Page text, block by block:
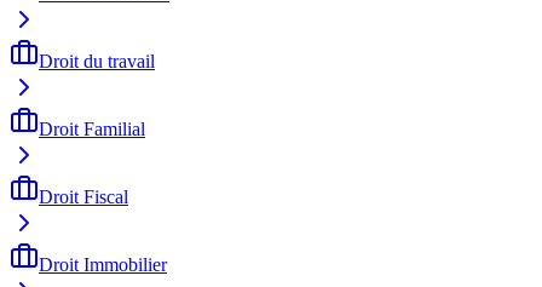
Droit du travail
Droit Familial
Droit Fiscal
Droit Immobilier